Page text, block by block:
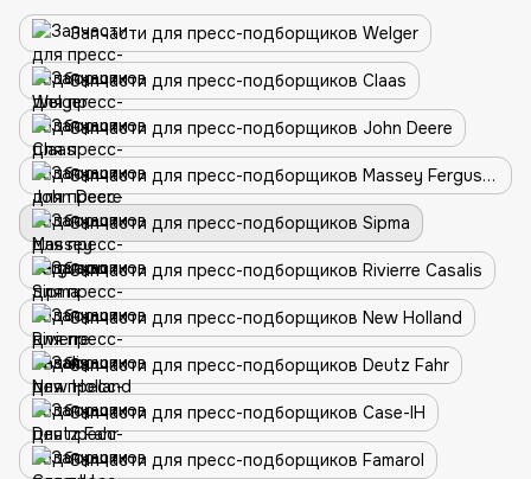
Запчасти для пресс-подборщиков Welger
Запчасти для пресс-подборщиков Claas
Запчасти для пресс-подборщиков John Deere
Запчасти для пресс-подборщиков Massey Ferguson
Запчасти для пресс-подборщиков Sipma
Запчасти для пресс-подборщиков Rivierre Casalis
Запчасти для пресс-подборщиков New Holland
Запчасти для пресс-подборщиков Deutz Fahr
Запчасти для пресс-подборщиков Case-IH
Запчасти для пресс-подборщиков Famarol